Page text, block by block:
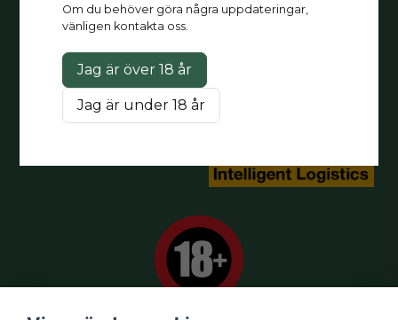
Om du behöver göra några uppdateringar,
vänligen kontakta oss.
Jag är över 18 år
Jag är under 18 år
Mitt konto
Logga in
Registrera dig
Glömt lösenord?